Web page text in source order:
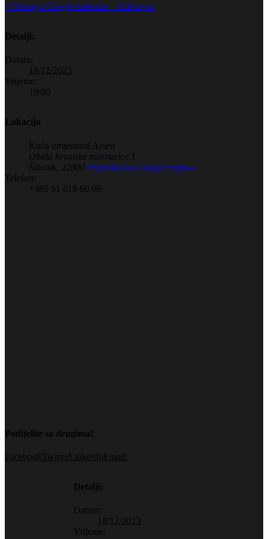
+ Dodaj u Google kalendar+ iCal izvoz
Detalji:
Datum:
18/12/2023
Vrijeme:
19:00
Lokacija
Kuća umjetnosti Arsen
Obala hrvatske mornarice 1
Šibenik
22000 Pogledaj na Google maps-u
Telefon:
+385 91 619 60 09
Podijelite sa drugima!
Facebook TwitterLinkedInEmail:
Detalji:
Datum:
18/12/2023
Vrijeme: